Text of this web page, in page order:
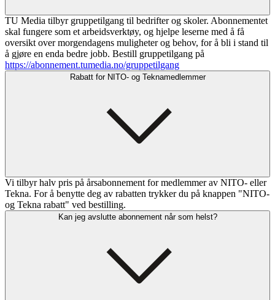
TU Media tilbyr gruppetilgang til bedrifter og skoler. Abonnementet
skal fungere som et arbeidsverktøy, og hjelpe leserne med å få
oversikt over morgendagens muligheter og behov, for å bli i stand til
å gjøre en enda bedre jobb. Bestill gruppetilgang på
https://abonnement.tumedia.no/gruppetilgang
Rabatt for NITO- og Teknamedlemmer
Vi tilbyr halv pris på årsabonnement for medlemmer av NITO- eller
Tekna. For å benytte deg av rabatten trykker du på knappen "NITO-
og Tekna rabatt" ved bestilling.
Kan jeg avslutte abonnement når som helst?